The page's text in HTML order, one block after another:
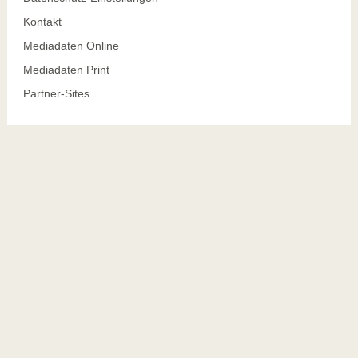
Kontakt
Mediadaten Online
Mediadaten Print
Partner-Sites